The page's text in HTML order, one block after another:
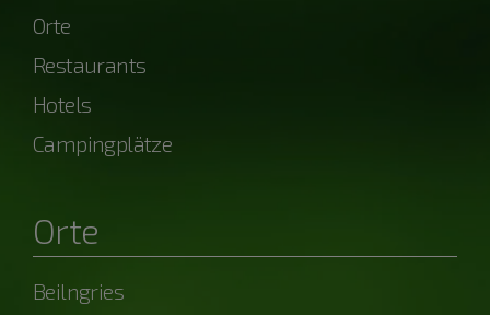
Orte
Restaurants
Hotels
Campingplätze
Orte
Beilngries